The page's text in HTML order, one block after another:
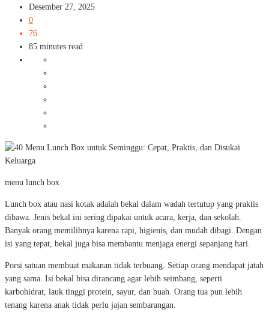
Desember 27, 2025
0
76
85 minutes read
menu lunch box
Lunch box atau nasi kotak adalah bekal dalam wadah tertutup yang praktis
dibawa. Jenis bekal ini sering dipakai untuk acara, kerja, dan sekolah.
Banyak orang memilihnya karena rapi, higienis, dan mudah dibagi. Dengan
isi yang tepat, bekal juga bisa membantu menjaga energi sepanjang hari.
Porsi satuan membuat makanan tidak terbuang. Setiap orang mendapat jatah
yang sama. Isi bekal bisa dirancang agar lebih seimbang, seperti
karbohidrat, lauk tinggi protein, sayur, dan buah. Orang tua pun lebih
tenang karena anak tidak perlu jajan sembarangan.